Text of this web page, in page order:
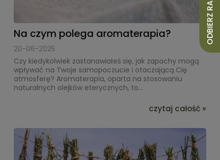
Na czym polega aromaterapia?
20-06-2025
Czy kiedykolwiek zastanawiałeś się, jak zapachy mogą
wpływać na Twoje samopoczucie i otaczającą Cię
atmosferę? Aromaterapia, oparta na stosowaniu
naturalnych olejków eterycznych, to...
czytaj całość »